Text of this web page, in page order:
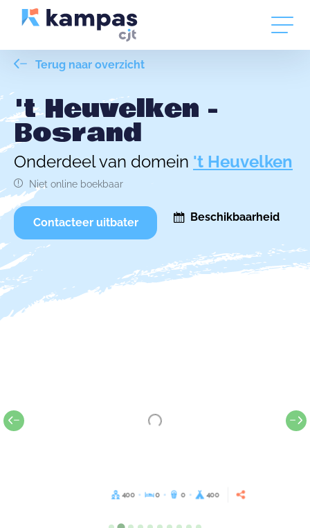
Terug naar overzicht
't Heuvelken -
Bosrand
Onderdeel van domein 't Heuvelken
Niet online boekbaar
Contacteer uitbater Beschikbaarheid
400 0 0 400